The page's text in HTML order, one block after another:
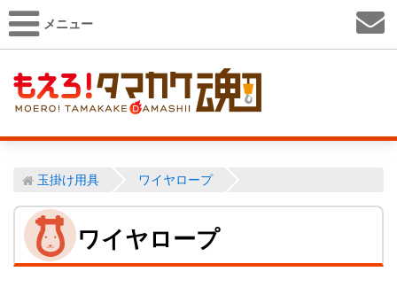
メニュー
玉掛け用具 ワイヤロープ
ワイヤロープ